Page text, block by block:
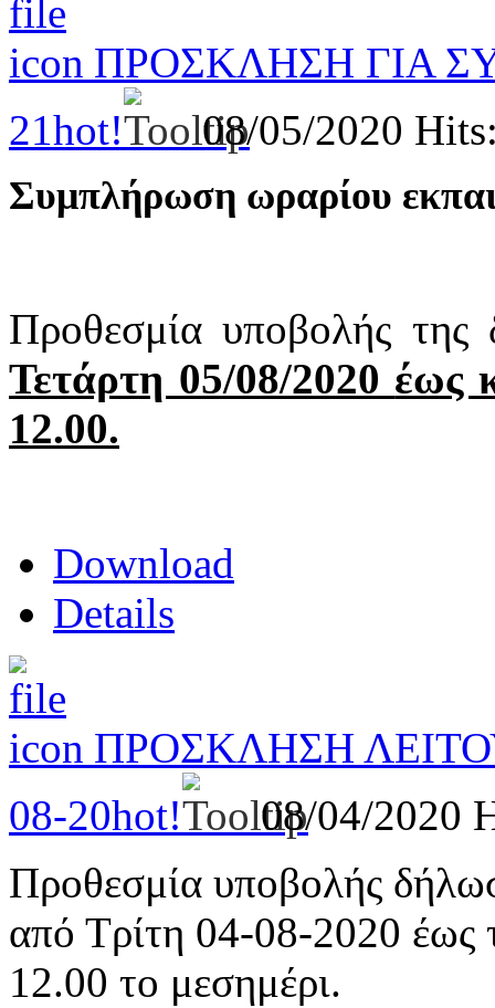
ΠΡΟΣΚΛΗΣΗ ΓΙΑ
21hot! 08/05/2020
Συμπλήρωση ωραρίου
Προθεσμία υποβολής
Τετάρτη 05/08/2020 έως
12.00.
Download
Details
ΠΡΟΣΚΛΗΣΗ
08-20hot! 08/04/2020
Προθεσμία υποβολής
από Τρίτη 04-08-2020 έως
12.00 το μεσημέρι.